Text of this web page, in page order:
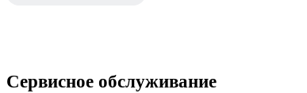
Сервисное обслуживание